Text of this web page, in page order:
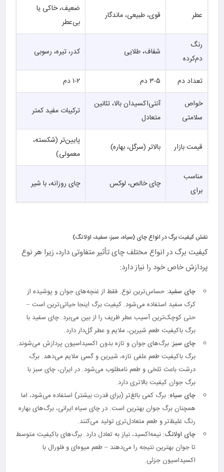
عطر قوی، طبیعی، ماندگار
ضعیف، خاکی یا
بی‌عطر
رنگ
دم‌کرده
شفاف، طلایی کدر، تیره، رسوبی
تعداد دم ۳-۵ دم
۱-۲ دم
خواص
سلامتی
آنتی‌اکسیدان بالا، تئانین
متعادل
ترکیبات مفید کمتر
قیمت بازار بالاتر (سرگل، بهاره)
پایین‌تر (شکسته،
معمولی)
مناسب
برای
چای خالص، لوکس چای روزانه، با شیر
نقش کیفیت برگ در انواع چای (سیاه، سبز، سفید، اولانگ)
کیفیت برگ در انواع مختلف چای تأثیر متفاوتی دارد، زیرا هر نوع
پردازش خاص خود را نیاز دارد:
چای سفید: حساس‌ترین نوع. فقط از غنچه‌های جوان و پوشیده از
کرک سفید استفاده می‌شود. کیفیت برگ اینجا حیاتی‌ترین است –
حتی کوچک‌ترین آسیب عطر ظریف را از بین می‌برد. چای سفید با
برگ باکیفیت طعم شیرین، ملایم و عطر گل‌دار دارد.
چای سبز: برگ‌های جوان و تازه بدون اکسیداسیون پردازش می‌شوند.
برگ باکیفیت طعم علفی تازه، شیرین و گسی ملایم می‌دهد. برگ
درشت باعث تلخی و طعم نامطلوب می‌شود. در ایران، چای سبز با
برگ جوان کیفیت بالاتری دارد.
چای سیاه: برگ کمی بالغ‌تر (برای قدرت بیشتر) استفاده می‌شود، اما
همچنان برگ جوان بهترین است. در چای سیاه ایرانی، برگ‌های بهاره
رنگ غلیظ‌تر و طعم متعادل‌تری تولید می‌کنند.
چای اولانگ: نیمه‌اکسید، نیاز به تعادل دارد. برگ‌های باکیفیت متوسط
تا جوان بهترین نتیجه را می‌دهند – طعم میوه‌ای و فلورال با
اکسیداسیون جزئی.